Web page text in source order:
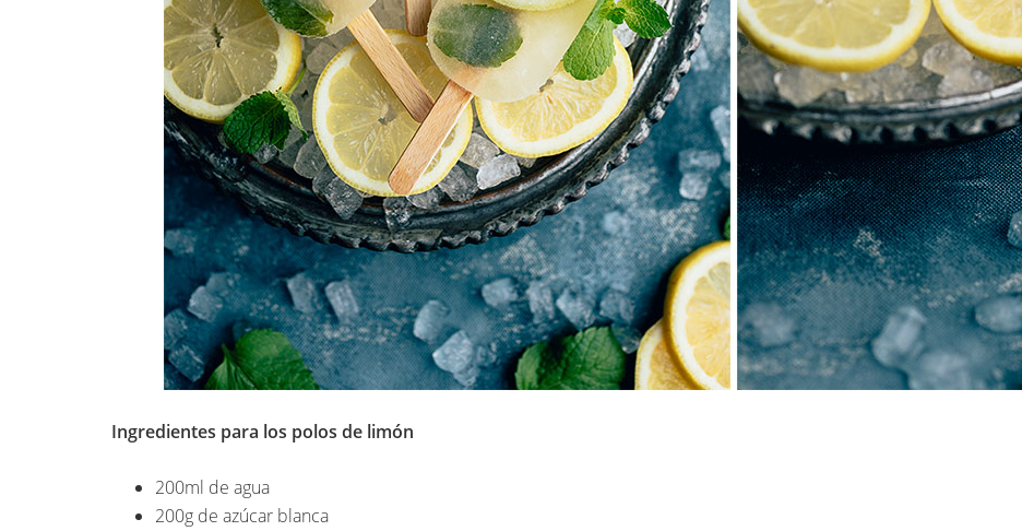
Ingredientes para los polos de limón
200ml de agua
200g de azúcar blanca